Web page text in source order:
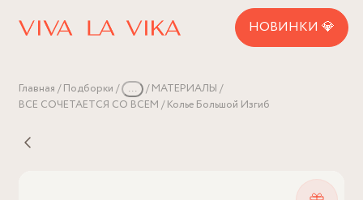
НОВИНКИ 💎
Главная Подборки ...
МАТЕРИАЛЫ
ВСЕ СОЧЕТАЕТСЯ СО ВСЕМ
Колье Большой Изгиб